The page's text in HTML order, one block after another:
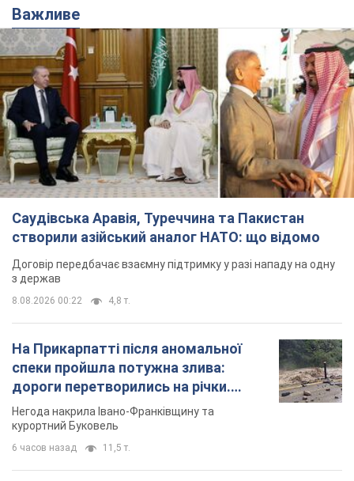
Важливе
Саудівська Аравія, Туреччина та Пакистан
створили азійський аналог НАТО: що відомо
Договір передбачає взаємну підтримку у разі нападу на одну
з держав
8.08.2026 00:22 4,8 т.
На Прикарпатті після аномальної
спеки пройшла потужна злива:
дороги перетворились на річки.
Відео
Негода накрила Івано-Франківщину та
курортний Буковель
6 часов назад 11,5 т.